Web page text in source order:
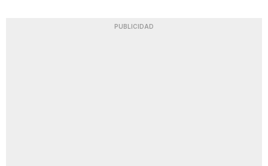
PUBLICIDAD